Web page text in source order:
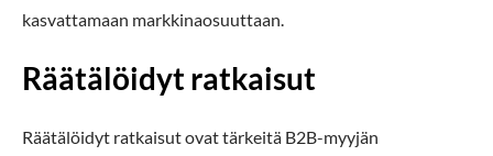
kasvattamaan markkinaosuuttaan.
Räätälöidyt ratkaisut
Räätälöidyt ratkaisut ovat tärkeitä B2B-myyjän